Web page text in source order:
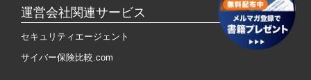
運営会社関連サービス
セキュリティエージェント
サイバー保険比較.com